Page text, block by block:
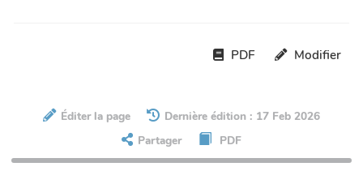
PDF Modifier
Éditer la page
Dernière édition : 17 Feb 2026
Partager
PDF